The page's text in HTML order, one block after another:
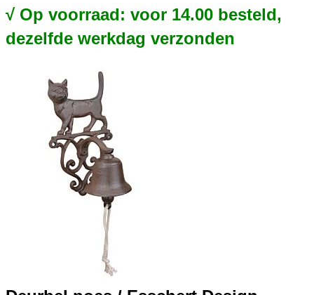
√ Op voorraad: voor 14.00 besteld,
dezelfde werkdag verzonden